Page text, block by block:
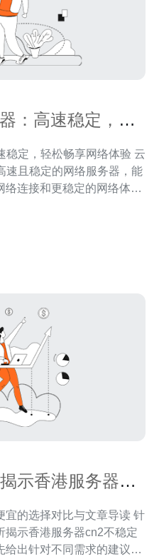
：高速稳定，轻
定，轻松畅享网络体验 云
速且稳定的网络服务器，能
络连接和更稳定的网络体
让用户轻松畅享网络体
示香港服务器
宜的选择对比与文章导读 针
揭示香港服务器cn2不稳定
给出针对不同需求的建议：